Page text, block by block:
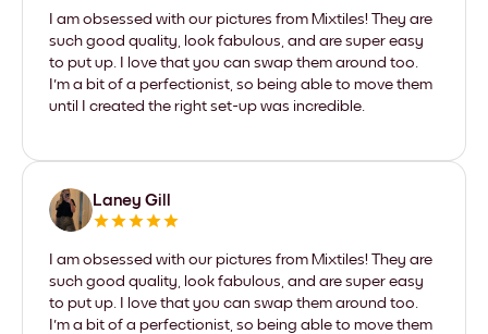
I am obsessed with our pictures from Mixtiles! They are
such good quality, look fabulous, and are super easy
to put up. I love that you can swap them around too.
I'm a bit of a perfectionist, so being able to move them
until I created the right set-up was incredible.
Laney Gill
I am obsessed with our pictures from Mixtiles! They are
such good quality, look fabulous, and are super easy
to put up. I love that you can swap them around too.
I'm a bit of a perfectionist, so being able to move them